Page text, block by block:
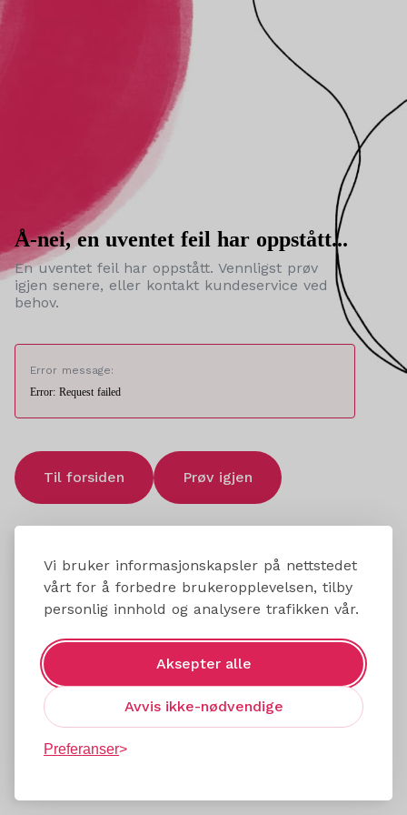
Vi bruker informasjonskapsler på nettstedet
vårt for å forbedre brukeropplevelsen, tilby
personlig innhold og analysere trafikken vår.
Aksepter alle
Avvis ikke-nødvendige
Preferanser
Å-nei, en uventet feil har oppstått...
En uventet feil har oppstått. Vennligst prøv
igjen senere, eller kontakt kundeservice ved
behov.
Error message:
Error: Request failed
Til forsiden Prøv igjen